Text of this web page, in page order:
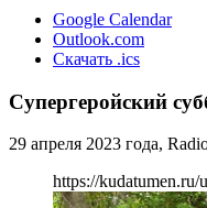
Google Calendar
Outlook.com
Скачать .ics
Супергеройский
29 апреля 2023 года,
https://kudatumen.ru/